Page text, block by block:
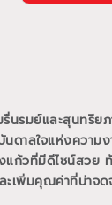
นรมย์และสุนทรีย
ดาลใจแห่งความ
งแก้วที่มีดีไซน์สว
ะเพิ่มคุณค่าที่น่าจ